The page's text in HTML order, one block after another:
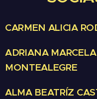
CARMEN ALICIA
ADRIANA
MONTEALEGRE
ALMA BEATRÍZ